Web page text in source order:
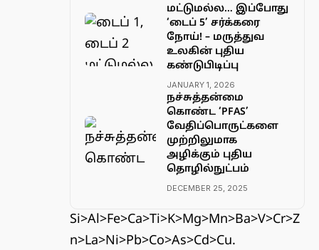
மட்டுமல்ல… இப்போது
‘டைப் 5’ சர்க்கரை
நோய்! – மருத்துவ
உலகின் புதிய
கண்டுபிடிப்பு
JANUARY 1, 2026
நச்சுத்தன்மை
கொண்ட ‘PFAS’
வேதிப்பொருட்களை
முற்றிலுமாக
அழிக்கும் புதிய
தொழில்நுட்பம்
DECEMBER 25, 2025
Si>Al>Fe>Ca>Ti>K>Mg>Mn>Ba>V>Cr>Z
n>La>Ni>Pb>Co>As>Cd>Cu.